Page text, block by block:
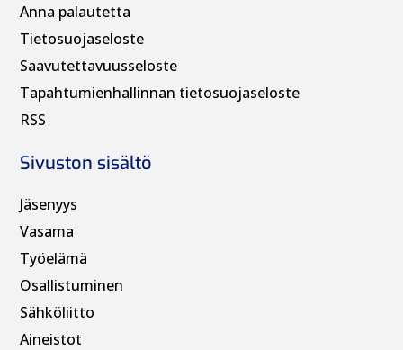
Anna palautetta
Tietosuojaseloste
Saavutettavuusseloste
Tapahtumienhallinnan tietosuojaseloste
RSS
Sivuston sisältö
Jäsenyys
Vasama
Työelämä
Osallistuminen
Sähköliitto
Aineistot